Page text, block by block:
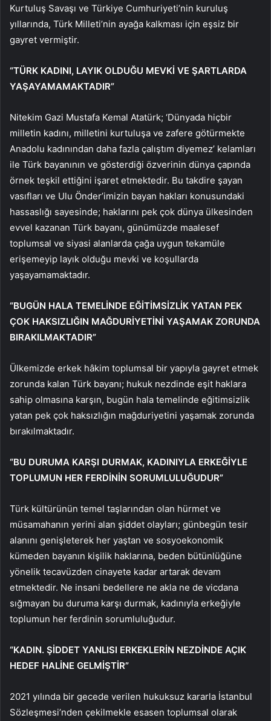
Kurtuluş Savaşı ve Türkiye Cumhuriyeti’nin kuruluş
yıllarında, Türk Milleti’nin ayağa kalkması için eşsiz bir
gayret vermiştir.
“TÜRK KADINI, LAYIK OLDUĞU MEVKİ VE ŞARTLARDA
YAŞAYAMAMAKTADIR”
Nitekim Gazi Mustafa Kemal Atatürk; ‘Dünyada hiçbir
milletin kadını, milletini kurtuluşa ve zafere götürmekte
Anadolu kadınından daha fazla çalıştım diyemez’ kelamları
ile Türk bayanının ve gösterdiği özverinin dünya çapında
örnek teşkil ettiğini işaret etmektedir. Bu takdire şayan
vasıfları ve Ulu Önder’imizin bayan hakları konusundaki
hassaslığı sayesinde; haklarını pek çok dünya ülkesinden
evvel kazanan Türk bayanı, günümüzde maalesef
toplumsal ve siyasi alanlarda çağa uygun tekamüle
erişemeyip layık olduğu mevki ve koşullarda
yaşayamamaktadır.
“BUGÜN HALA TEMELİNDE EĞİTİMSİZLİK YATAN PEK
ÇOK HAKSIZLIĞIN MAĞDURİYETİNİ YAŞAMAK ZORUNDA
BIRAKILMAKTADIR”
Ülkemizde erkek hâkim toplumsal bir yapıyla gayret etmek
zorunda kalan Türk bayanı; hukuk nezdinde eşit haklara
sahip olmasına karşın, bugün hala temelinde eğitimsizlik
yatan pek çok haksızlığın mağduriyetini yaşamak zorunda
bırakılmaktadır.
“BU DURUMA KARŞI DURMAK, KADINIYLA ERKEĞİYLE
TOPLUMUN HER FERDİNİN SORUMLULUĞUDUR”
Türk kültürünün temel taşlarından olan hürmet ve
müsamahanın yerini alan şiddet olayları; günbegün tesir
alanını genişleterek her yaştan ve sosyoekonomik
kümeden bayanın kişilik haklarına, beden bütünlüğüne
yönelik tecavüzden cinayete kadar artarak devam
etmektedir. Ne insani bedellere ne akla ne de vicdana
sığmayan bu duruma karşı durmak, kadınıyla erkeğiyle
toplumun her ferdinin sorumluluğudur.
“KADIN. ŞİDDET YANLISI ERKEKLERİN NEZDİNDE AÇIK
HEDEF HALİNE GELMİŞTİR”
2021 yılında bir gecede verilen hukuksuz kararla İstanbul
Sözleşmesi’nden çekilmekle esasen toplumsal olarak